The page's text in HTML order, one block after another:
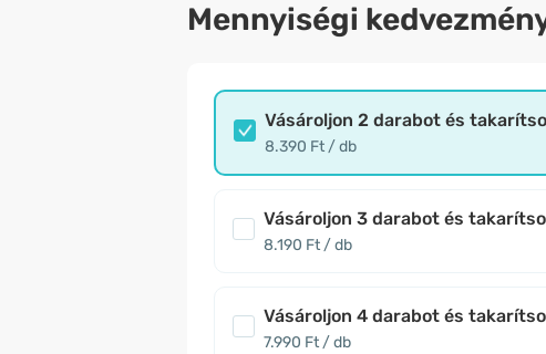
Mennyiségi
Vásároljon 2 darabot és
8.390 Ft / db
Vásároljon 3 darabot és
8.190 Ft / db
Vásároljon 4 darabot és
7.990 Ft / db